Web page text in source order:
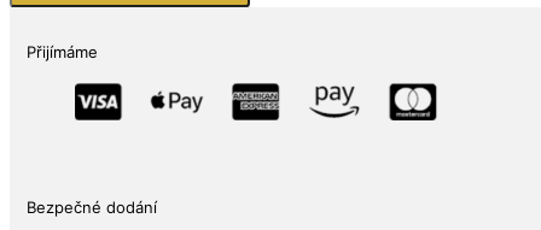
Stříbrná
mince
množství
Přijímáme
Bezpečné dodání